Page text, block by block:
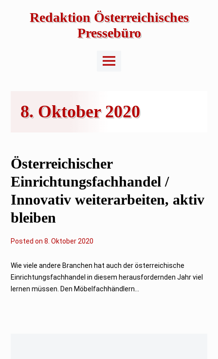
Redaktion Österreichisches
Pressebüro
Main
Menu
8. Oktober 2020
Österreichischer
Einrichtungsfachhandel /
Innovativ weiterarbeiten, aktiv
bleiben
Posted on8. Oktober 2020
Wie viele andere Branchen hat auch der österreichische
Einrichtungsfachhandel in diesem herausfordernden Jahr viel
lernen müssen. Den Möbelfachhändlern...